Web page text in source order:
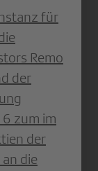
für
Remo
der
zum im
der
die